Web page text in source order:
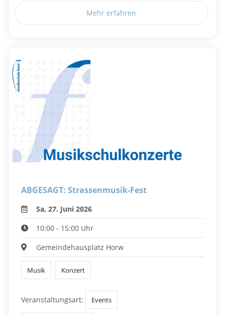
Mehr erfahren
ABGESAGT: Strassenmusik-Fest
Sa, 27. Juni 2026
10:00 - 15:00 Uhr
Gemeindehausplatz Horw
Musik Konzert
Veranstaltungsart: Events